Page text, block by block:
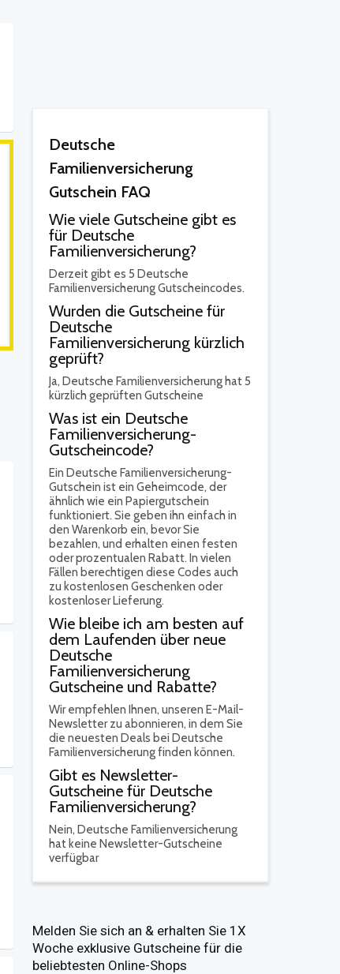
Deutsche
Familienversicherung
Gutschein FAQ
Wie viele Gutscheine gibt es
für Deutsche
Familienversicherung?
Derzeit gibt es 5 Deutsche
Familienversicherung Gutscheincodes.
Wurden die Gutscheine für
Deutsche
Familienversicherung kürzlich
geprüft?
Ja, Deutsche Familienversicherung hat 5
kürzlich geprüften Gutscheine
Was ist ein Deutsche
Familienversicherung-
Gutscheincode?
Ein Deutsche Familienversicherung-
Gutschein ist ein Geheimcode, der
ähnlich wie ein Papiergutschein
funktioniert. Sie geben ihn einfach in
den Warenkorb ein, bevor Sie
bezahlen, und erhalten einen festen
oder prozentualen Rabatt. In vielen
Fällen berechtigen diese Codes auch
zu kostenlosen Geschenken oder
kostenloser Lieferung.
Wie bleibe ich am besten auf
dem Laufenden über neue
Deutsche
Familienversicherung
Gutscheine und Rabatte?
Wir empfehlen Ihnen, unseren E-Mail-
Newsletter zu abonnieren, in dem Sie
die neuesten Deals bei Deutsche
Familienversicherung finden können.
Gibt es Newsletter-
Gutscheine für Deutsche
Familienversicherung?
Nein, Deutsche Familienversicherung
hat keine Newsletter-Gutscheine
verfügbar
Melden Sie sich an & erhalten Sie 1X
Woche exklusive Gutscheine für die
beliebtesten Online-Shops​